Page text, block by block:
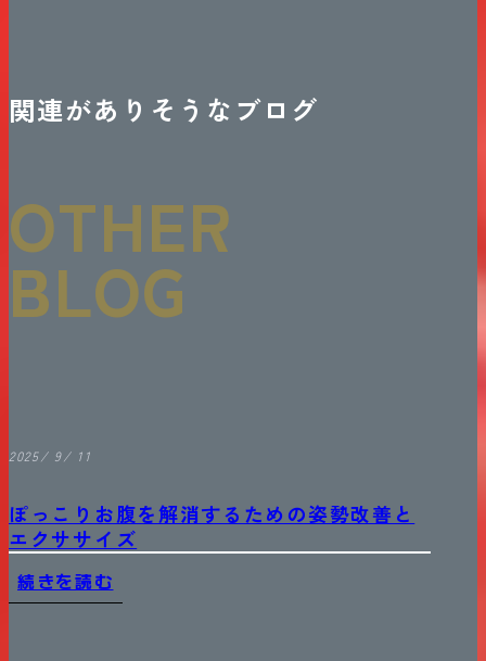
関連がありそうなブログ
OTHER
BLOG
2025/ 9/ 11
ぽっこりお腹を解消するための姿勢改善と
エクササイズ
続きを読む